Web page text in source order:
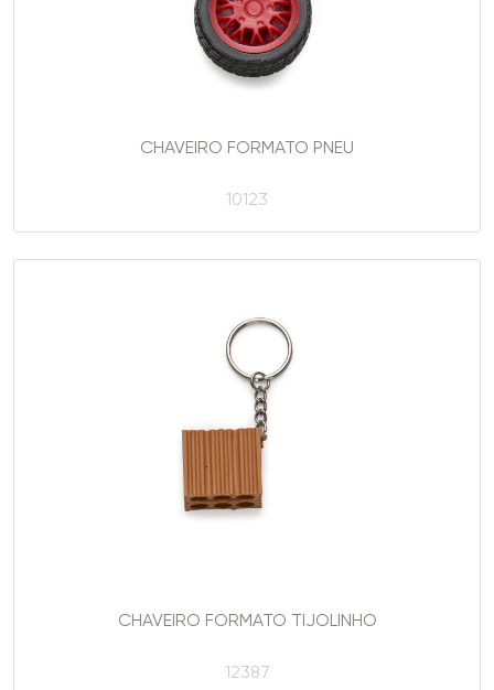
CHAVEIRO FORMATO PNEU
10123
CHAVEIRO FORMATO TIJOLINHO
12387